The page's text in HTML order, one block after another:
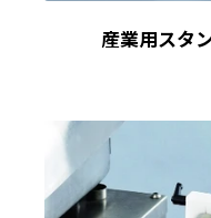
産業用スタ